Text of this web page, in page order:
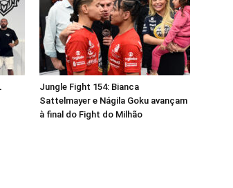
Jungle Fight 154: Bianca
Sattelmayer e Nágila Goku avançam
à final do Fight do Milhão